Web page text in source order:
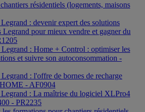
résidentiels (logements, maisons
: devenir expert des solutions
Legrand pour mieux vendre et gagner du
: Home + Control : optimiser les
et suivre son autoconsommation -
: l'offre de bornes de recharge
- AF0904
: La maîtrise du logiciel XLPro4
- PR2235